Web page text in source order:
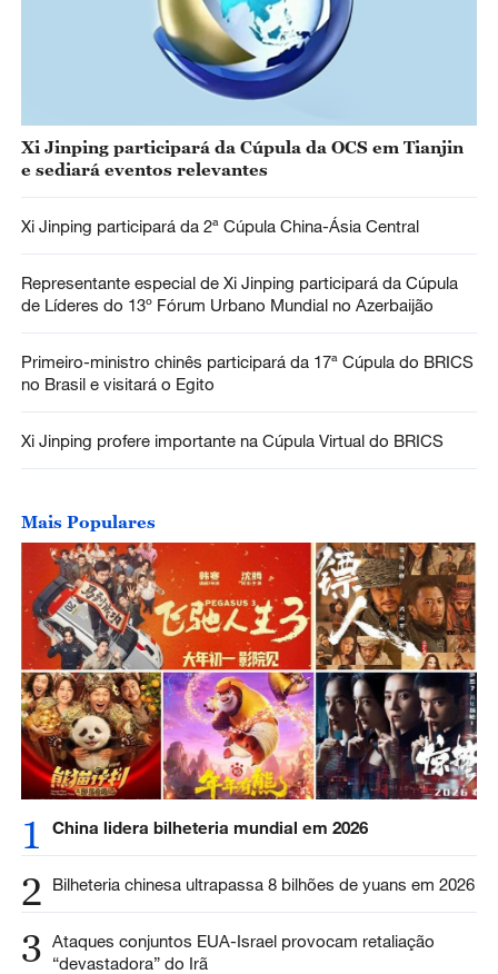
Xi Jinping participará da Cúpula da OCS em Tianjin
e sediará eventos relevantes
Xi Jinping participará da 2ª Cúpula China-Ásia Central
Representante especial de Xi Jinping participará da Cúpula
de Líderes do 13º Fórum Urbano Mundial no Azerbaijão
Primeiro-ministro chinês participará da 17ª Cúpula do BRICS
no Brasil e visitará o Egito
Xi Jinping profere importante na Cúpula Virtual do BRICS
Mais Populares
1 China lidera bilheteria mundial em 2026
2 Bilheteria chinesa ultrapassa 8 bilhões de yuans em 2026
3 Ataques conjuntos EUA-Israel provocam retaliação
“devastadora” do Irã